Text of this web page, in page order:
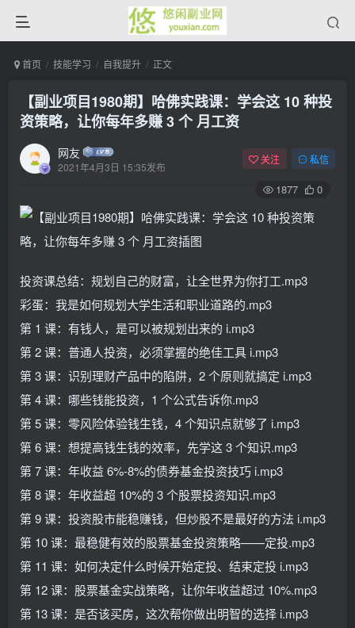
首页 技能学习 自我提升 正文
【副业项目1980期】哈佛实践课：学会这 10 种投
资策略，让你每年多赚 3 个 月工资
网友
2021年4月3日 15:35发布
关注 私信
1877 0
投资课总结：规划自己的财富，让全世界为你打工.mp3
彩蛋：我是如何规划大学生活和职业道路的.mp3
第 1 课：有钱人，是可以被规划出来的 i.mp3
第 2 课：普通人投资，必须掌握的绝佳工具 i.mp3
第 3 课：识别理财产品中的陷阱，2 个原则就搞定 i.mp3
第 4 课：哪些钱能投资，1 个公式告诉你.mp3
第 5 课：零风险体验钱生钱，4 个知识点就够了 i.mp3
第 6 课：想提高钱生钱的效率，先学这 3 个知识.mp3
第 7 课：年收益 6%-8%的债券基金投资技巧 i.mp3
第 8 课：年收益超 10%的 3 个股票投资知识.mp3
第 9 课：投资股市能稳赚钱，但炒股不是最好的方法 i.mp3
第 10 课：最稳健有效的股票基金投资策略——定投.mp3
第 11 课：如何决定什么时候开始定投、结束定投 i.mp3
第 12 课：股票基金实战策略，让你年收益超过 10%.mp3
第 13 课：是否该买房，这次帮你做出明智的选择 i.mp3